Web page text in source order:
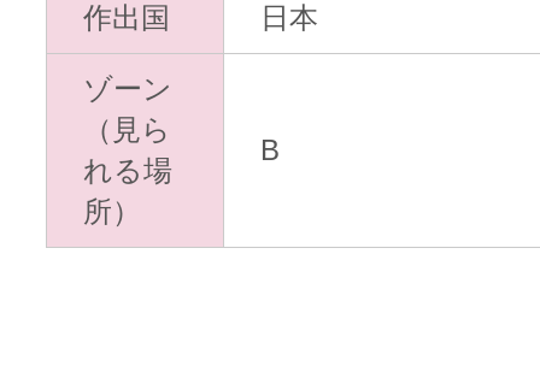
作出国 日本
ゾーン
（見ら
れる場
所）
B